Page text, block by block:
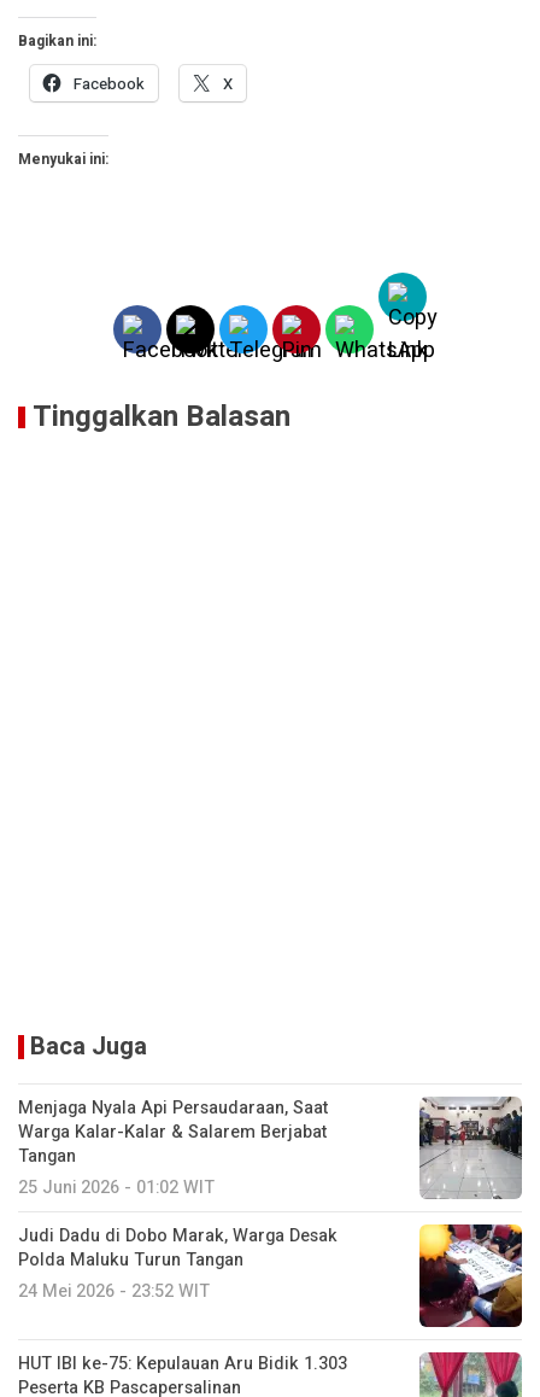
Bagikan ini:
Facebook X
Menyukai ini:
Tinggalkan Balasan
Baca Juga
Menjaga Nyala Api Persaudaraan, Saat
Warga Kalar-Kalar & Salarem Berjabat
Tangan
25 Juni 2026 - 01:02 WIT
Judi Dadu di Dobo Marak, Warga Desak
Polda Maluku Turun Tangan
24 Mei 2026 - 23:52 WIT
HUT IBI ke-75: Kepulauan Aru Bidik 1.303
Peserta KB Pascapersalinan